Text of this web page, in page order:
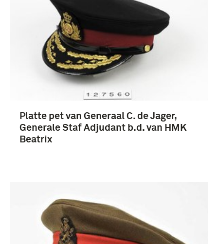
Platte pet van Generaal C. de Jager,
Generale Staf Adjudant b.d. van HMK
Beatrix